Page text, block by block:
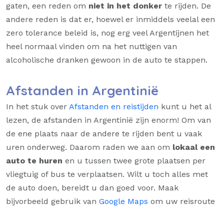
gaten, een reden om niet in het donker te rijden. De
andere reden is dat er, hoewel er inmiddels veelal een
zero tolerance beleid is, nog erg veel Argentijnen het
heel normaal vinden om na het nuttigen van
alcoholische dranken gewoon in de auto te stappen.
Afstanden in Argentinië
In het stuk over Afstanden en reistijden kunt u het al
lezen, de afstanden in Argentinië zijn enorm! Om van
de ene plaats naar de andere te rijden bent u vaak
uren onderweg. Daarom raden we aan om lokaal een
auto te huren en u tussen twee grote plaatsen per
vliegtuig of bus te verplaatsen. Wilt u toch alles met
de auto doen, bereidt u dan goed voor. Maak
bijvorbeeld gebruik van Google Maps om uw reisroute